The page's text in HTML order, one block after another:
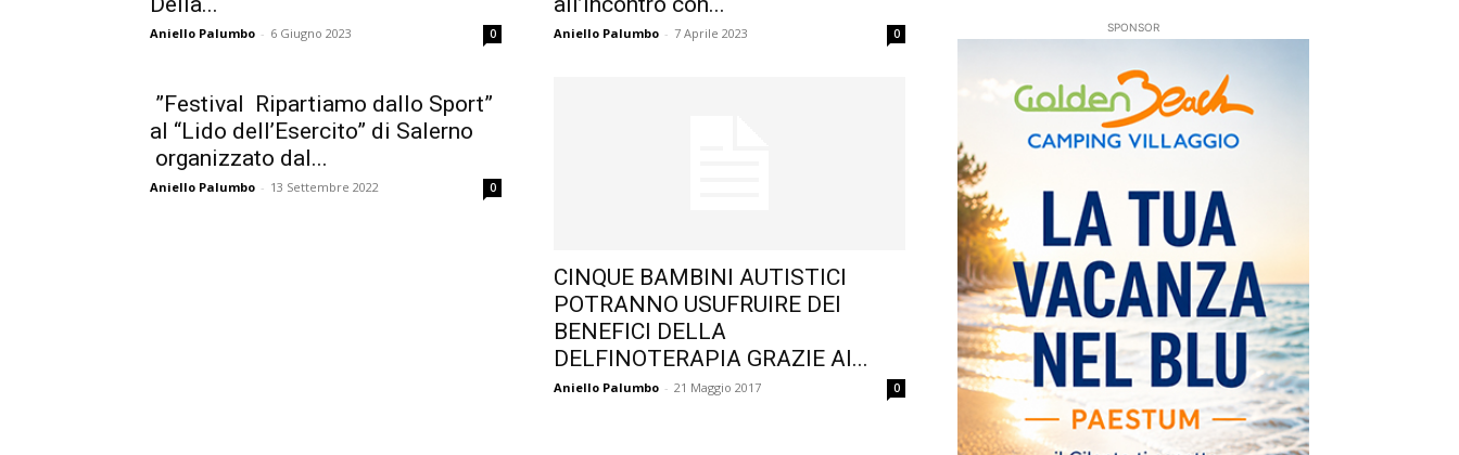
Aniello Palumbo - 6 Giugno 2023 0 Aniello Palumbo - 7 Aprile 2023 0
”Festival Ripartiamo dallo Sport”
al “Lido dell’Esercito” di Salerno
organizzato dal...
Aniello Palumbo - 13 Settembre 2022 0
CINQUE BAMBINI AUTISTICI
POTRANNO USUFRUIRE DEI
BENEFICI DELLA
DELFINOTERAPIA GRAZIE AI...
Aniello Palumbo - 21 Maggio 2017 0
SPONSOR